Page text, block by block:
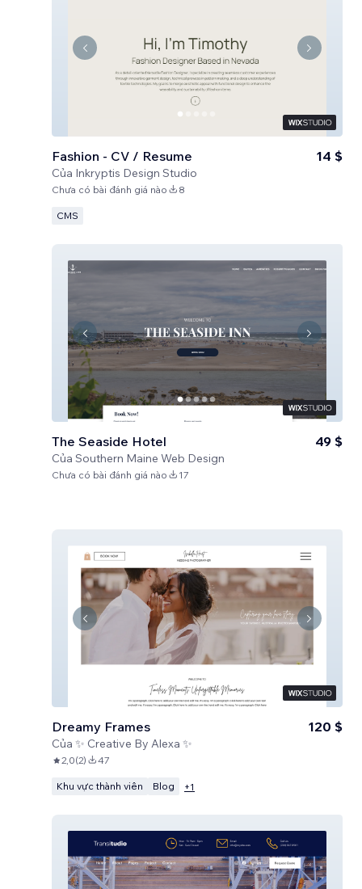
Fashion - CV / Resume
Của Inkryptis Design Studio
14 $
Chưa có bài đánh giá nào 8
CMS
The Seaside Hotel
Của Southern Maine Web Design
49 $
Chưa có bài đánh giá nào 17
Dreamy Frames
Của ✨ Creative By Alexa ✨
120 $
2,0(2) 47
Khu vực thành viên Blog +1